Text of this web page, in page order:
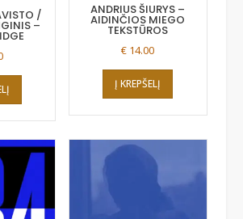
/
–
ANDRIUS ŠIURYS –
AIDINČIOS MIEGO
TEKSTŪROS
€ 14.00
Į KREPŠELĮ